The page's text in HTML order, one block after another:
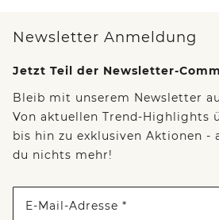
Newsletter Anmeldung
Jetzt Teil der Newsletter-
Bleib mit unserem Newsletter
Von aktuellen Trend-Highlights
bis hin zu exklusiven Aktionen -
du nichts mehr!
E-Mail-Adresse *